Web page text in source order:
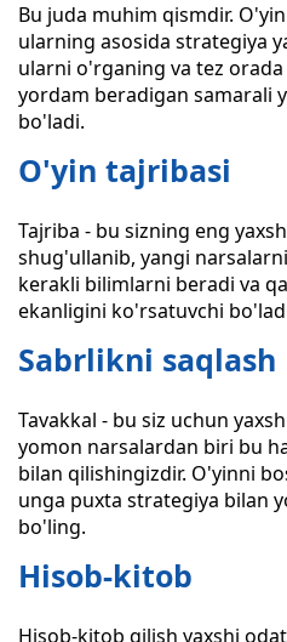
Bu juda muhim qismdir.
ularning asosida strategiya
ularni o'rganing va tez
yordam beradigan samarali
bo'ladi.
O'yin tajribasi
Tajriba - bu sizning eng
shug'ullanib, yangi
kerakli bilimlarni beradi va
ekanligini ko'rsatuvchi
Sabrlikni saqlash
Tavakkal - bu siz uchun
yomon narsalardan biri bu
bilan qilishingizdir. O'yinni
unga puxta strategiya bilan
bo'ling.
Hisob-kitob
Hisob-kitob qilish yaxshi